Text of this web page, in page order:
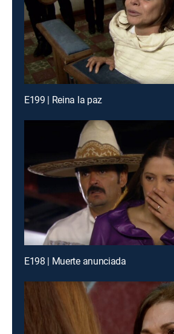
E199 | Reina la paz
E198 | Muerte anunciada